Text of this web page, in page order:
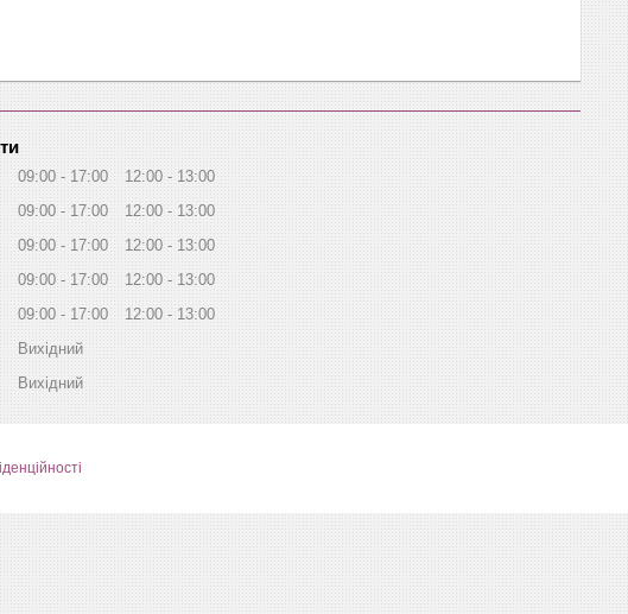
09:00 17:00 12:00
13:00
09:00 17:00 12:00
13:00
09:00 17:00 12:00
13:00
09:00 17:00 12:00
13:00
09:00 17:00 12:00
13:00
Вихідний
Вихідний